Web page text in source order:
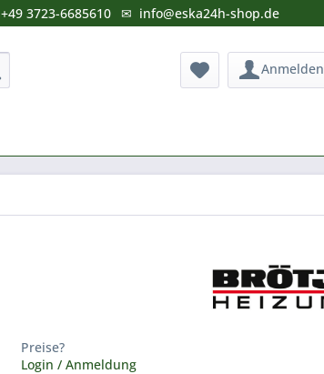
✉ info@eska24h-shop.de
+49 3723-6685610
Anmelden
Preise?
Login / Anmeldung